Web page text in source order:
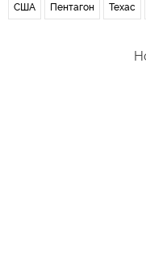
США Пентагон Техас